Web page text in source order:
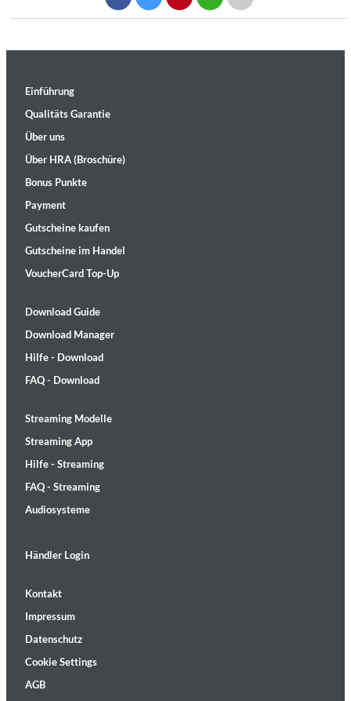
Einführung
Qualitäts Garantie
Über uns
Über HRA (Broschüre)
Bonus Punkte
Payment
Gutscheine kaufen
Gutscheine im Handel
VoucherCard Top-Up
Download Guide
Download Manager
Hilfe - Download
FAQ - Download
Streaming Modelle
Streaming App
Hilfe - Streaming
FAQ - Streaming
Audiosysteme
Händler Login
Kontakt
Impressum
Datenschutz
Cookie Settings
AGB